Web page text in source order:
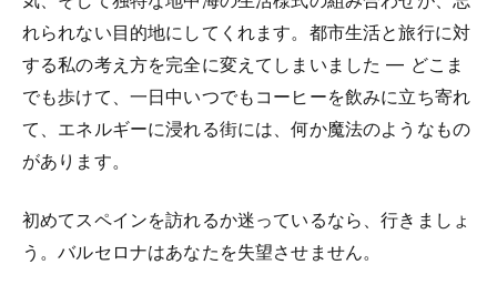
れられない目的地にしてくれます。都市生活と旅行に対
する私の考え方を完全に変えてしまいました — どこま
でも歩けて、一日中いつでもコーヒーを飲みに立ち寄れ
て、エネルギーに浸れる街には、何か魔法のようなもの
があります。
初めてスペインを訪れるか迷っているなら、行きましょ
う。バルセロナはあなたを失望させません。